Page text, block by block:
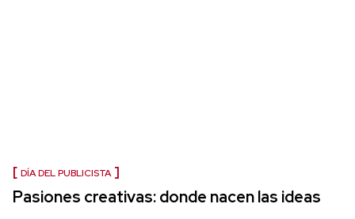
DÍA DEL PUBLICISTA
Pasiones creativas: donde nacen las ideas